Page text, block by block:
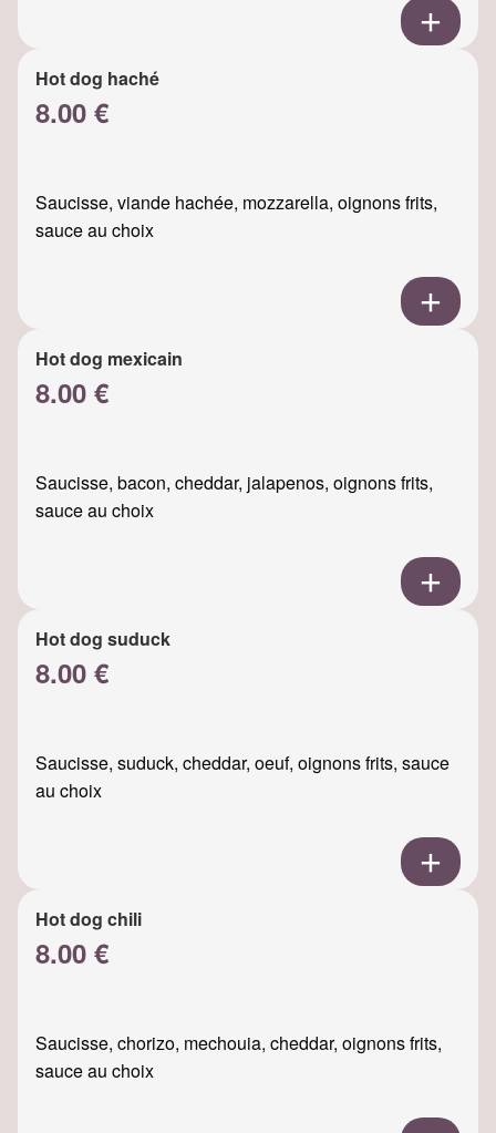
Hot dog haché
8.00 €
Saucisse, viande hachée, mozzarella, oignons frits,
sauce au choix
Hot dog mexicain
8.00 €
Saucisse, bacon, cheddar, jalapenos, oignons frits,
sauce au choix
Hot dog suduck
8.00 €
Saucisse, suduck, cheddar, oeuf, oignons frits, sauce
au choix
Hot dog chili
8.00 €
Saucisse, chorizo, mechouia, cheddar, oignons frits,
sauce au choix